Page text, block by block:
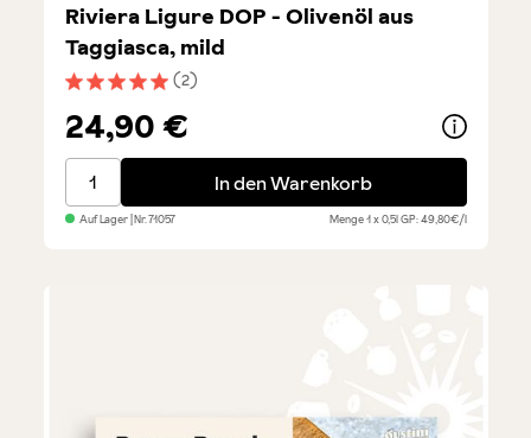
Durchschnittliche Bewertung von 5 von 5 Sternen
(2)
Riviera Ligure DOP - Olivenöl aus
Taggiasca, mild
24,90 €
Riviera Ligure DOP - Olivenöl aus Taggiasca, mild
In den Warenkorb
Auf Lager| Nr.71057 Menge1 x 0,5lGP: 49,80€/l